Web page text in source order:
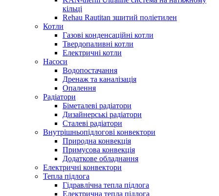
кільці
Rehau Rautitan зшитий поліетилен
Котли
Газові конденсаційні котли
Твердопаливні котли
Електричні котли
Насоси
Водопостачання
Дренаж та каналізація
Опалення
Радіатори
Біметалеві радіатори
Дизайнерські радіатори
Сталеві радіатори
Внутрішньопідлогові конвектори
Природна конвекція
Примусова конвекція
Додаткове обладнання
Електричні конвектори
Тепла підлога
Гідравлічна тепла підлога
Електрична тепла підлога